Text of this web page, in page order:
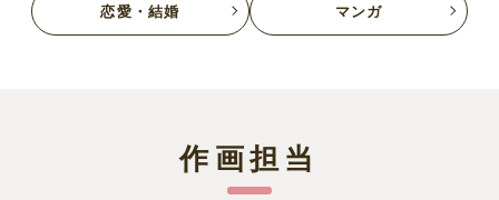
恋愛・結婚 マンガ
作画担当